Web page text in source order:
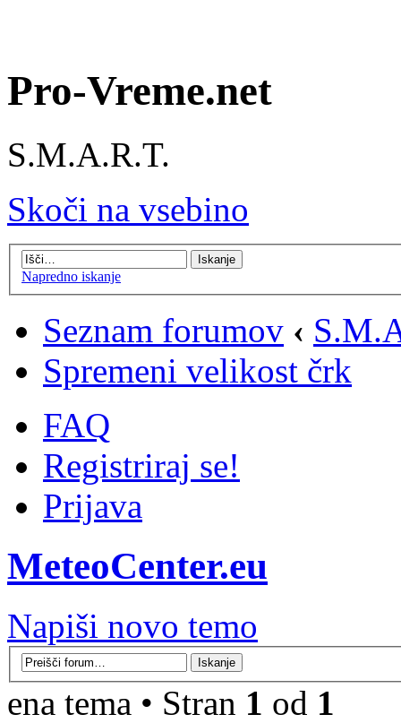
Pro-Vreme.net
S.M.A.R.T.
Skoči na vsebino
Napredno iskanje
Seznam forumov ‹
Spremeni velikost črk
FAQ
Registriraj se!
Prijava
MeteoCenter.eu
Napiši novo temo
ena tema • Stran 1 od 1